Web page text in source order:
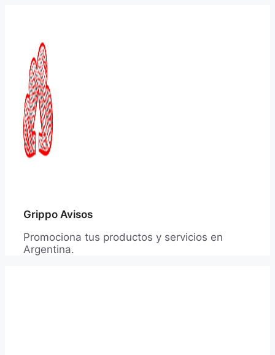
Grippo Avisos
Promociona tus productos y servicios en
Argentina.